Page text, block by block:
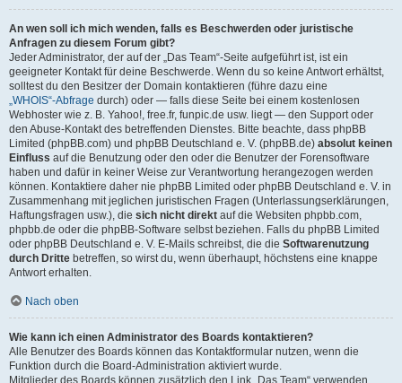
An wen soll ich mich wenden, falls es Beschwerden oder juristische
Anfragen zu diesem Forum gibt?
Jeder Administrator, der auf der „Das Team“-Seite aufgeführt ist, ist ein
geeigneter Kontakt für deine Beschwerde. Wenn du so keine Antwort erhältst,
solltest du den Besitzer der Domain kontaktieren (führe dazu eine
„WHOIS“-Abfrage durch) oder — falls diese Seite bei einem kostenlosen
Webhoster wie z. B. Yahoo!, free.fr, funpic.de usw. liegt — den Support oder
den Abuse-Kontakt des betreffenden Dienstes. Bitte beachte, dass phpBB
Limited (phpBB.com) und phpBB Deutschland e. V. (phpBB.de) absolut keinen
Einfluss auf die Benutzung oder den oder die Benutzer der Forensoftware
haben und dafür in keiner Weise zur Verantwortung herangezogen werden
können. Kontaktiere daher nie phpBB Limited oder phpBB Deutschland e. V. in
Zusammenhang mit jeglichen juristischen Fragen (Unterlassungserklärungen,
Haftungsfragen usw.), die sich nicht direkt auf die Websiten phpbb.com,
phpbb.de oder die phpBB-Software selbst beziehen. Falls du phpBB Limited
oder phpBB Deutschland e. V. E-Mails schreibst, die die Softwarenutzung
durch Dritte betreffen, so wirst du, wenn überhaupt, höchstens eine knappe
Antwort erhalten.
Nach oben
Wie kann ich einen Administrator des Boards kontaktieren?
Alle Benutzer des Boards können das Kontaktformular nutzen, wenn die
Funktion durch die Board-Administration aktiviert wurde.
Mitglieder des Boards können zusätzlich den Link „Das Team“ verwenden.